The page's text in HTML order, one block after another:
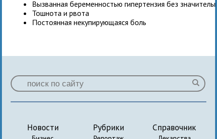
Вызванная беременностью гипертензия без
Тошнота и рвота
Постоянная некупирующаяся боль
Новости Рубрики Справочник